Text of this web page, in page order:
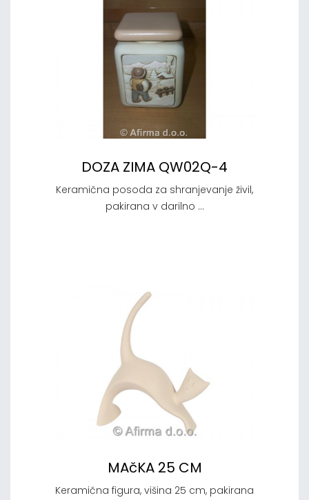
DOZA ZIMA QW02Q-4
Keramična posoda za shranjevanje živil,
pakirana v darilno ...
MAčKA 25 CM
Keramična figura, višina 25 cm, pakirana